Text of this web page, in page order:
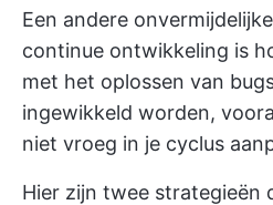
Een andere
continue ontwikkeling is
met het oplossen van
ingewikkeld worden,
niet vroeg in je cyclus
Hier zijn twee strategieën